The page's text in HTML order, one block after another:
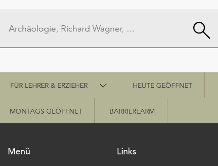
Schnellzugriff
FÜR LEHRER & ERZIEHER HEUTE GEÖFFNET
MONTAGS GEÖFFNET BARRIEREARM
Menü
Links